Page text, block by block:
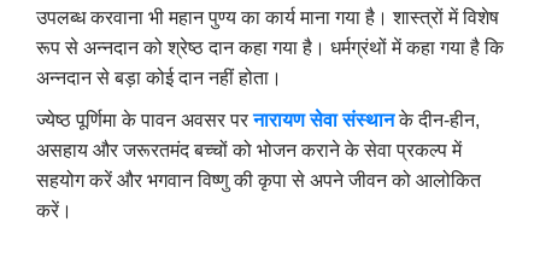
उपलब्ध करवाना भी महान पुण्य का कार्य माना गया है। शास्त्रों में विशेष
रूप से अन्नदान को श्रेष्ठ दान कहा गया है। धर्मग्रंथों में कहा गया है कि
अन्नदान से बड़ा कोई दान नहीं होता।
ज्येष्ठ पूर्णिमा के पावन अवसर परनारायण सेवा संस्थानके दीन-हीन,
असहाय और जरूरतमंद बच्चों को भोजन कराने के सेवा प्रकल्प में
सहयोग करें और भगवान विष्णु की कृपा से अपने जीवन को आलोकित
करें।